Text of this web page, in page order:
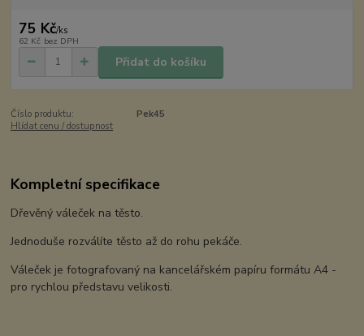
75 Kč/ks
62 Kč bez DPH
Přidat do košíku
Číslo produktu:
Pek45
Hlídat cenu / dostupnost
Kompletní specifikace
Dřevěný váleček na těsto.
Jednoduše rozválíte těsto až do rohu pekáče.
Váleček je fotografovaný na kancelářském papíru formátu A4 -
pro rychlou představu velikosti.